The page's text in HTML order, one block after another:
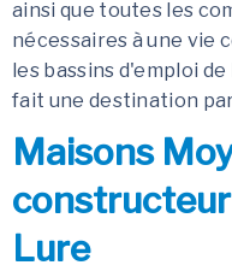
ainsi que toutes les
nécessaires à une vie
les bassins d'emploi
fait une destination
Maisons
Lure